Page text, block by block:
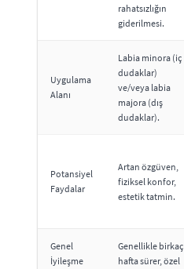
rahatsızlığın
giderilmesi.
Uygulama
Alanı
Labia minora (iç
dudaklar)
ve/veya labia
majora (dış
dudaklar).
Potansiyel
Faydalar
Artan özgüven,
fiziksel konfor,
estetik tatmin.
Genel
İyileşme
Genellikle birkaç
hafta sürer, özel